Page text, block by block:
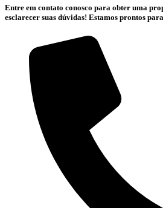
Entre em contato conosco para obter uma
esclarecer suas dúvidas! Estamos prontos